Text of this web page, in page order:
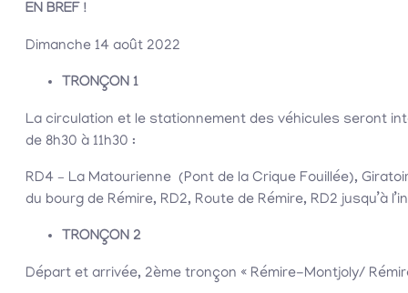
EN BREF !
Dimanche 14 août 2022
TRONÇON 1
La circulation et le stationnement des véhicules seront
de 8h30 à 11h30 :
RD4 – La Matourienne (Pont de la Crique Fouillée),
du bourg de Rémire, RD2, Route de Rémire, RD2 jusqu’à
TRONÇON 2
Départ et arrivée, 2ème tronçon « Rémire-Montjoly/